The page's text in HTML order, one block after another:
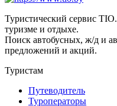
Туристический сервис
туризме и отдыхе.
Поиск автобусных, ж/д и
предложений и акций.
Туристам
Путеводитель
Туроператоры